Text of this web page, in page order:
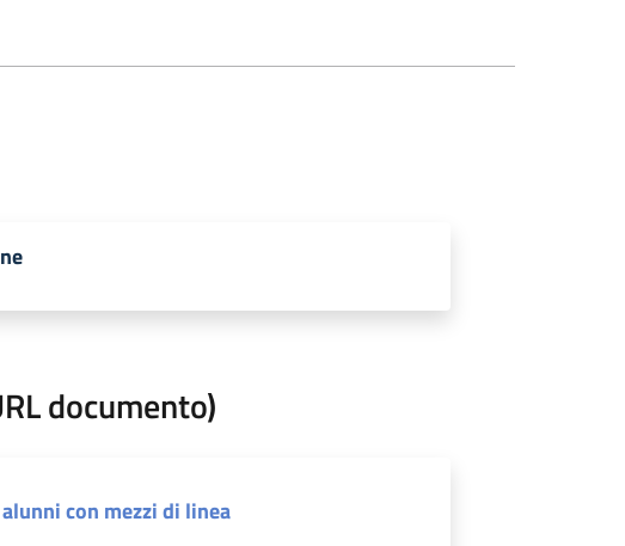
documento)
con mezzi di linea